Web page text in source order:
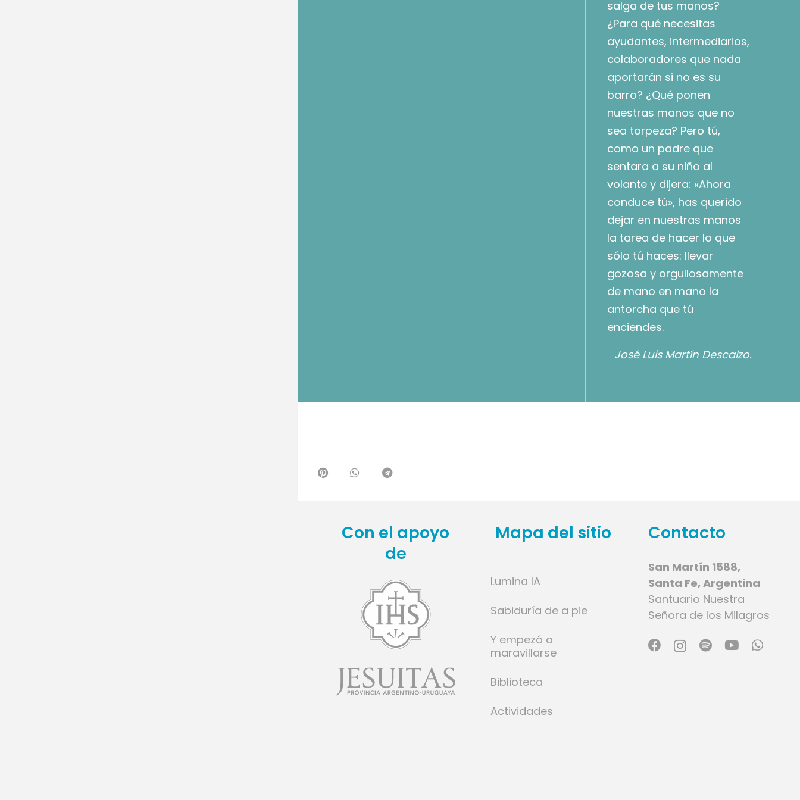
salga de tus manos?
¿Para qué necesitas
ayudantes, intermediarios,
colaboradores que nada
aportarán si no es su
barro? ¿Qué ponen
nuestras manos que no
sea torpeza? Pero tú,
como un padre que
sentara a su niño al
volante y dijera: «Ahora
conduce tú», has querido
dejar en nuestras manos
la tarea de hacer lo que
sólo tú haces: llevar
gozosa y orgullosamente
de mano en mano la
antorcha que tú
enciendes.
José Luis Martín Descalzo.
Con el apoyo
de
Mapa del sitio
Lumina IA
Sabiduría de a pie
Y empezó a
maravillarse
Biblioteca
Actividades
Contacto
San Martín 1588,
Santa Fe, Argentina
Santuario Nuestra
Señora de los Milagros